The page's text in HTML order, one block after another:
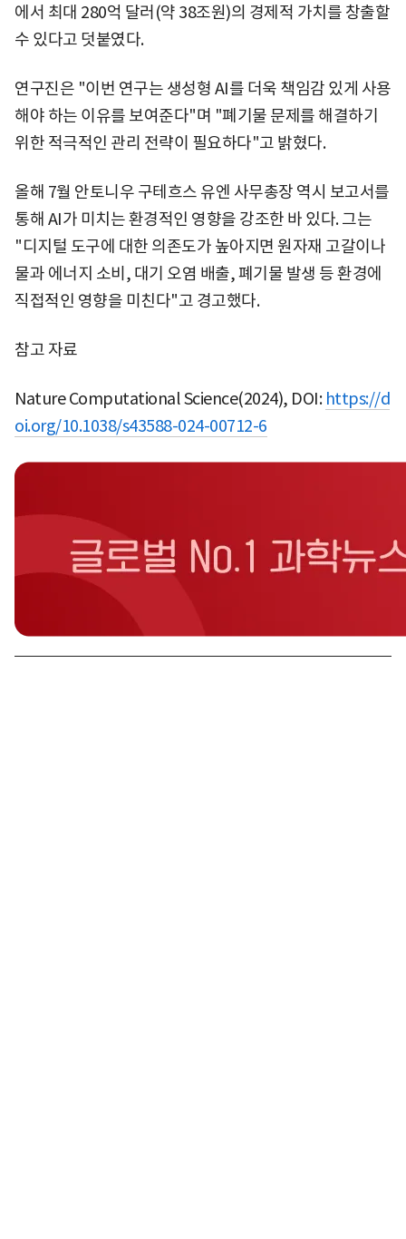
에서 최대 280억 달러(약 38조원)의 경제적 가치를 창출할
수 있다고 덧붙였다.
연구진은 "이번 연구는 생성형 AI를 더욱 책임감 있게 사용
해야 하는 이유를 보여준다"며 "폐기물 문제를 해결하기
위한 적극적인 관리 전략이 필요하다"고 밝혔다.
올해 7월 안토니우 구테흐스 유엔 사무총장 역시 보고서를
통해 AI가 미치는 환경적인 영향을 강조한 바 있다. 그는
"디지털 도구에 대한 의존도가 높아지면 원자재 고갈이나
물과 에너지 소비, 대기 오염 배출, 폐기물 발생 등 환경에
직접적인 영향을 미친다"고 경고했다.
참고 자료
Nature Computational Science(2024), DOI: https://d
oi.org/10.1038/s43588-024-00712-6